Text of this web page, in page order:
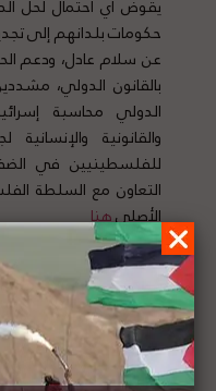
يقوض أي احتمال لحل
حكومات بلدانهم إلى
عن سلام عادل، ودعم
بالقانون الدولي،
الدولي محاسبة
للفلسطينيين في
التعاون مع السلطة
الأصليهنا
رئيس الوزراء
بتوفير الحماية